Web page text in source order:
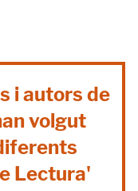
i autors de
volgut
Lectura'